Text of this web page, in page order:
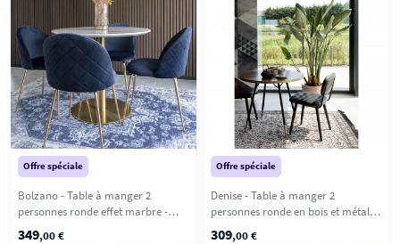
Offre spéciale
Bolzano - Table à manger 2
personnes ronde effet marbre -
Blanc
349,00 €
Offre spéciale
Denise - Table à manger 2
personnes ronde en bois et métal -
Bois foncé
309,00 €